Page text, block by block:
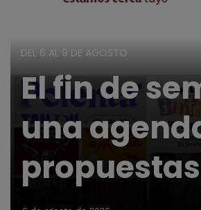
DEL 6 AL 9 DE AGOSTO
El fin de
una